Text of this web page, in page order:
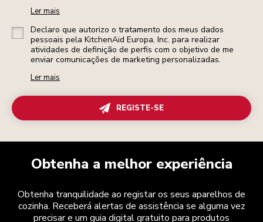
Ler mais
Declaro que autorizo o tratamento dos meus dados
pessoais pela KitchenAid Europa, Inc. para realizar
atividades de definição de perfis com o objetivo de me
enviar comunicações de marketing personalizadas.
Ler mais
REGISTE-SE
Obtenha a melhor experiência
Obtenha tranquilidade ao registar os seus aparelhos de
cozinha. Receberá alertas de assistência se alguma vez
precisar e um guia digital gratuito para produtos